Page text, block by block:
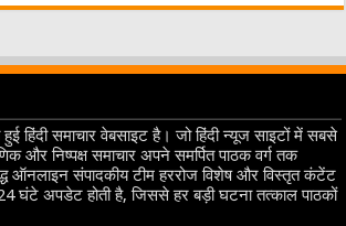
हिंदी समाचार वेबसाइट है। जो हिंदी न्यूज साइटों में सबसे
और निष्पक्ष समाचार अपने समर्पित पाठक वर्ग तक
ऑनलाइन संपादकीय टीम हररोज विशेष और विस्तृत कंटेंट
घंटे अपडेट होती है, जिससे हर बड़ी घटना तत्काल पाठकों